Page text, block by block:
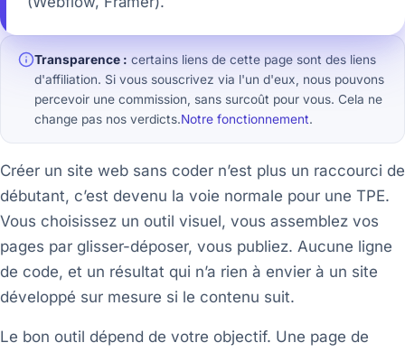
Transparence : certains liens de cette page sont des liens
d'affiliation. Si vous souscrivez via l'un d'eux, nous pouvons
percevoir une commission, sans surcoût pour vous. Cela ne
change pas nos verdicts.Notre fonctionnement.
Créer un site web sans coder n’est plus un raccourci de
débutant, c’est devenu la voie normale pour une TPE.
Vous choisissez un outil visuel, vous assemblez vos
pages par glisser-déposer, vous publiez. Aucune ligne
de code, et un résultat qui n’a rien à envier à un site
développé sur mesure si le contenu suit.
Le bon outil dépend de votre objectif. Une page de